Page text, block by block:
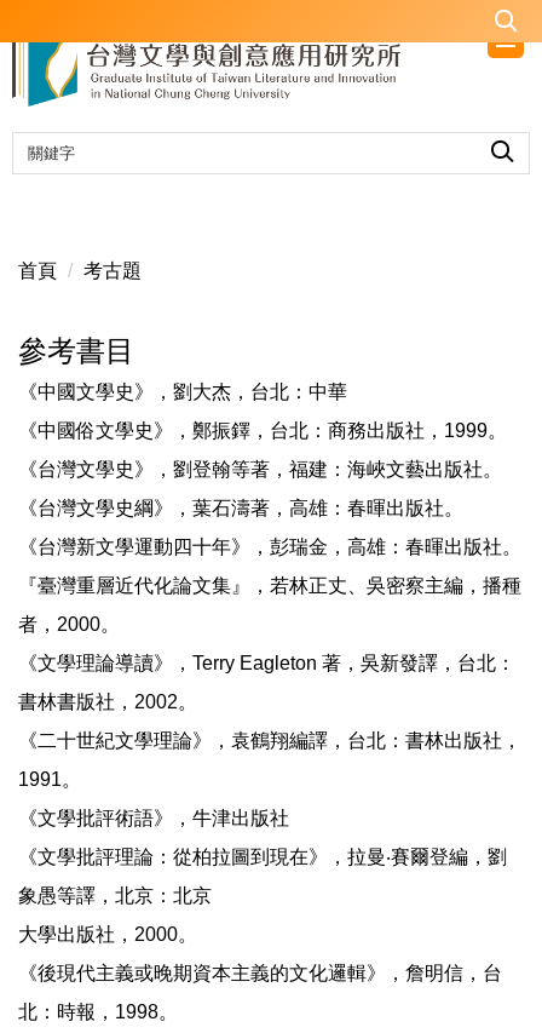
到
要
內
容
首頁 考古題
參考書目
《中國文學史》，劉大杰，台北：中華
《中國俗文學史》，鄭振鐸，台北：商務出版社，1999。
《台灣文學史》，劉登翰等著，福建：海峽文藝出版社。
《台灣文學史綱》，葉石濤著，高雄：春暉出版社。
《台灣新文學運動四十年》，彭瑞金，高雄：春暉出版社。
『臺灣重層近代化論文集』，若林正丈、吳密察主編，播種
者，2000。
《文學理論導讀》，Terry Eagleton 著，吳新發譯，台北：
書林書版社，2002。
《二十世紀文學理論》，袁鶴翔編譯，台北：書林出版社，
1991。
《文學批評術語》，牛津出版社
《文學批評理論：從柏拉圖到現在》，拉曼‧賽爾登編，劉
象愚等譯，北京：北京
大學出版社，2000。
《後現代主義或晚期資本主義的文化邏輯》，詹明信，台
北：時報，1998。